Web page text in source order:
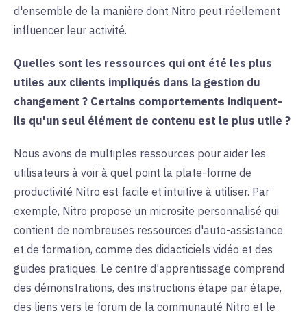
d'ensemble de la manière dont Nitro peut réellement
influencer leur activité. ‍
Quelles sont les ressources qui ont été les plus
utiles aux clients impliqués dans la gestion du
changement ? Certains comportements indiquent-
ils qu'un seul élément de contenu est le plus utile ?
Nous avons de multiples ressources pour aider les
utilisateurs à voir à quel point la plate-forme de
productivité Nitro est facile et intuitive à utiliser. Par
exemple, Nitro propose un microsite personnalisé qui
contient de nombreuses ressources d'auto-assistance
et de formation, comme des didacticiels vidéo et des
guides pratiques. Le centre d'apprentissage comprend
des démonstrations, des instructions étape par étape,
des liens vers le forum de la communauté Nitro et le